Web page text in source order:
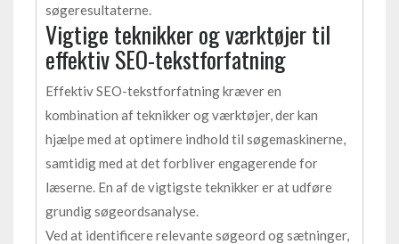
søgeresultaterne.
Vigtige teknikker og værktøjer til
effektiv SEO-tekstforfatning
Effektiv SEO-tekstforfatning kræver en
kombination af teknikker og værktøjer, der kan
hjælpe med at optimere indhold til søgemaskinerne,
samtidig med at det forbliver engagerende for
læserne. En af de vigtigste teknikker er at udføre
grundig søgeordsanalyse.
Ved at identificere relevante søgeord og sætninger,